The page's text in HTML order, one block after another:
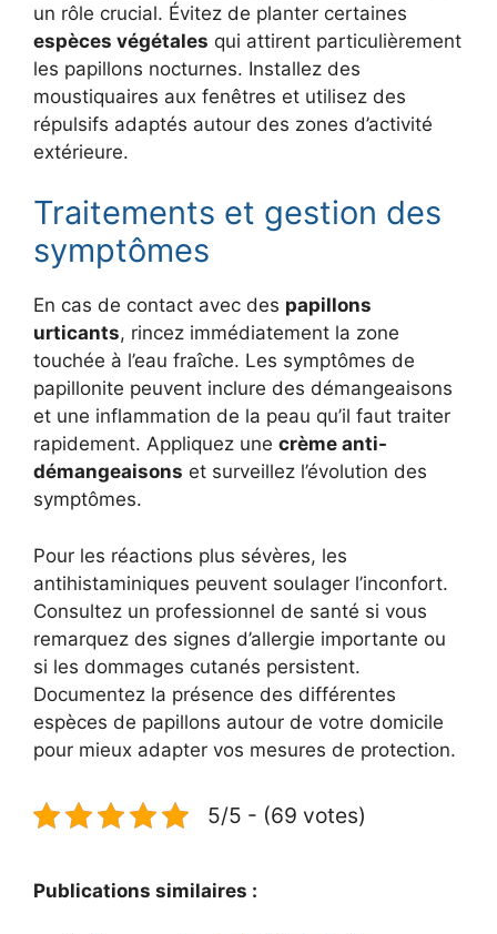
un rôle crucial. Évitez de planter certaines
espèces végétales qui attirent particulièrement
les papillons nocturnes. Installez des
moustiquaires aux fenêtres et utilisez des
répulsifs adaptés autour des zones d’activité
extérieure.
Traitements et gestion des
symptômes
En cas de contact avec des papillons
urticants, rincez immédiatement la zone
touchée à l’eau fraîche. Les symptômes de
papillonite peuvent inclure des démangeaisons
et une inflammation de la peau qu’il faut traiter
rapidement. Appliquez une crème anti-
démangeaisons et surveillez l’évolution des
symptômes.
Pour les réactions plus sévères, les
antihistaminiques peuvent soulager l’inconfort.
Consultez un professionnel de santé si vous
remarquez des signes d’allergie importante ou
si les dommages cutanés persistent.
Documentez la présence des différentes
espèces de papillons autour de votre domicile
pour mieux adapter vos mesures de protection.
5/5 - (69 votes)
Publications similaires :